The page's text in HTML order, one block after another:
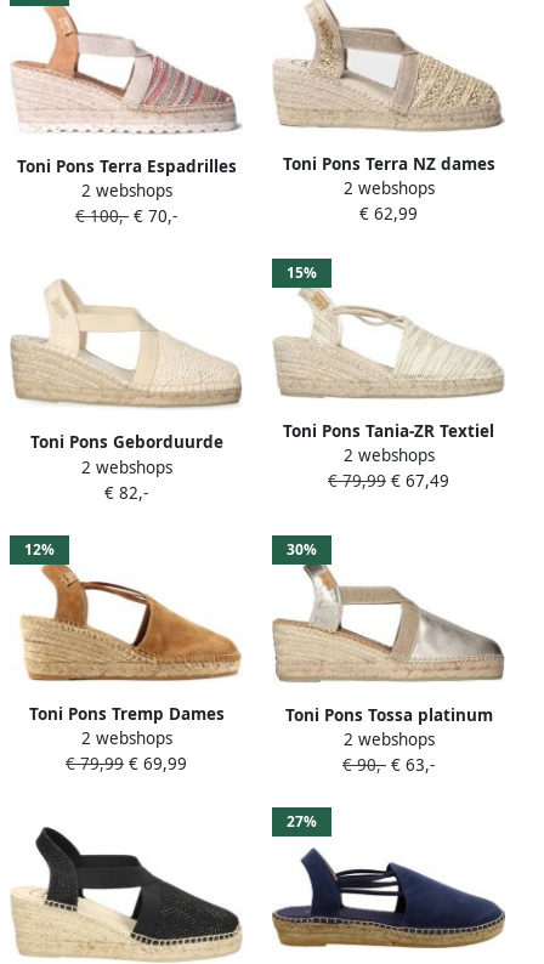
Toni Pons Terra Espadrilles
beige Textiel Dames
2 webshops
€ 100,- € 70,-
Toni Pons Terra NZ dames
espadrille Beige
2 webshops
€ 62,99
Toni Pons Geborduurde
espadrille met middelhoge
sleehak TERRA-AD
2 webshops
€ 82,-
15%
Toni Pons Tania-ZR Textiel
Dames Espadrilles Beige
2 webshops
€ 79,99 € 67,49
12%
Toni Pons Tremp Dames
Espadrilles Sleehak Bruin
Suède
2 webshops
€ 79,99 € 69,99
30%
Toni Pons Tossa platinum
leren espadrilles dames
(TOSSA plati)
2 webshops
€ 90,- € 63,-
27%